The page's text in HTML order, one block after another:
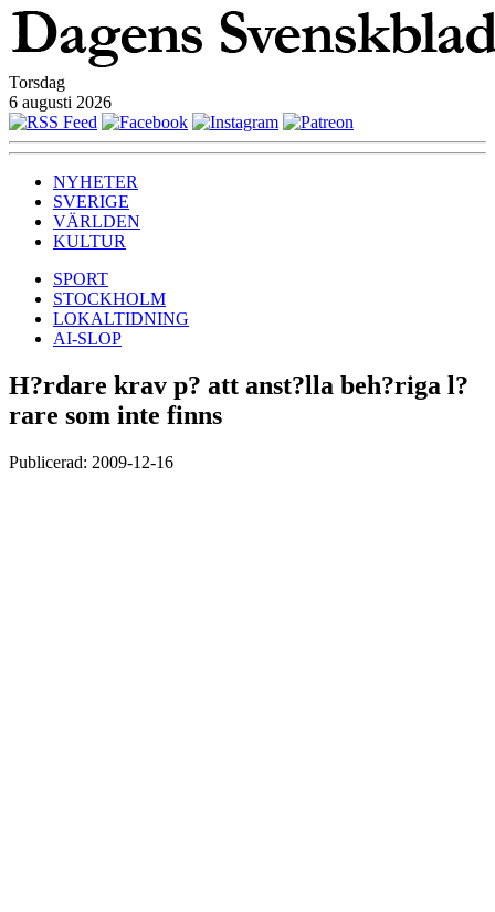
Torsdag
6 augusti 2026
NYHETER
SVERIGE
VÄRLDEN
KULTUR
SPORT
STOCKHOLM
LOKALTIDNING
AI-SLOP
H?rdare krav p? att anst?lla beh?riga l?
rare som inte finns
Publicerad: 2009-12-16